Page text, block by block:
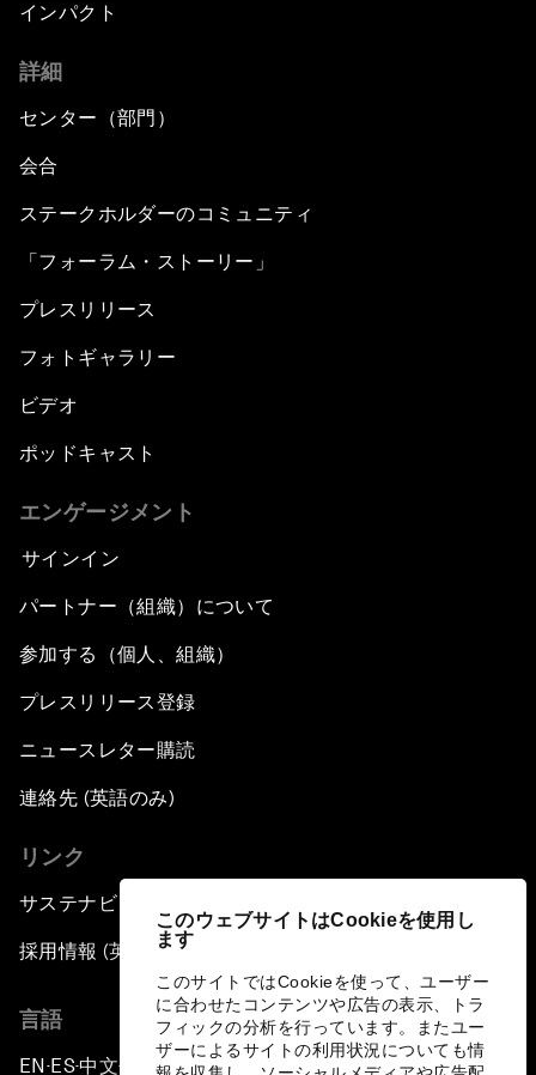
このウェブサイトはCookieを使用し
ます
このサイトではCookieを使って、ユーザー
に合わせたコンテンツや広告の表示、トラ
フィックの分析を行っています。またユー
ザーによるサイトの利用状況についても情
インパクト
詳細
センター（部門）
会合
ステークホルダーのコミュニティ
「フォーラム・ストーリー」
プレスリリース
フォトギャラリー
ビデオ
ポッドキャスト
エンゲージメント
サインイン
パートナー（組織）について
参加する（個人、組織）
プレスリリース登録
ニュースレター購読
連絡先 (英語のみ)
リンク
サステナビリティへの取り組み
採用情報 (英語のみ)
言語
EN ▪ ES▪中文▪ 日本語